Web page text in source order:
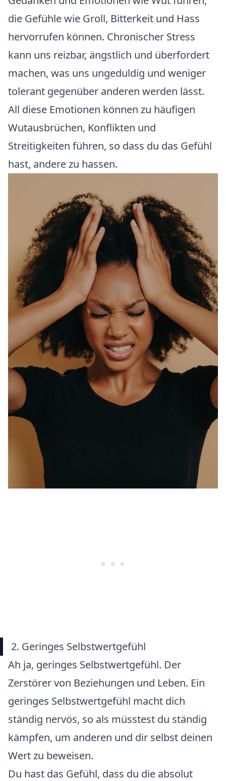
die Gefühle wie Groll, Bitterkeit und Hass
hervorrufen können. Chronischer Stress
kann uns reizbar, ängstlich und überfordert
machen, was uns ungeduldig und weniger
tolerant gegenüber anderen werden lässt.
All diese Emotionen können zu häufigen
Wutausbrüchen, Konflikten und
Streitigkeiten führen, so dass du das Gefühl
hast, andere zu hassen.
2. Geringes Selbstwertgefühl
Ah ja, geringes Selbstwertgefühl. Der
Zerstörer von Beziehungen und Leben. Ein
geringes Selbstwertgefühl macht dich
ständig nervös, so als müsstest du ständig
kämpfen, um anderen und dir selbst deinen
Wert zu beweisen.
Du hast das Gefühl, dass du die absolut